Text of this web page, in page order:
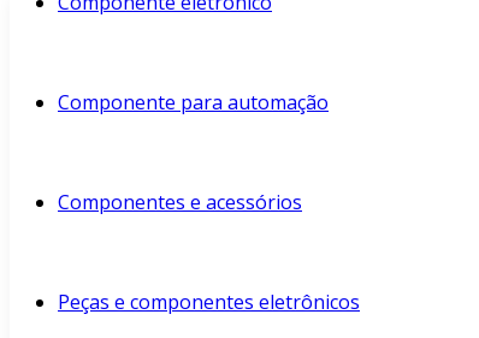
Componente para automação
Componentes e acessórios
Peças e componentes eletrônicos